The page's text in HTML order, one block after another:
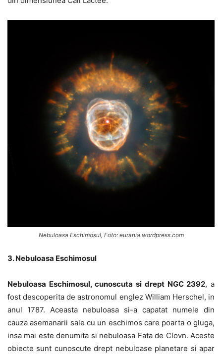
Nebuloasa Eschimosul, Foto: eurania.wordpress.com
3. Nebuloasa Eschimosul
Nebuloasa Eschimosul, cunoscuta si drept NGC 2392, a
fost descoperita de astronomul englez William Herschel, in
anul 1787. Aceasta nebuloasa si-a capatat numele din
cauza asemanarii sale cu un eschimos care poarta o gluga,
insa mai este denumita si nebuloasa Fata de Clovn. Aceste
obiecte sunt cunoscute drept nebuloase planetare si apar